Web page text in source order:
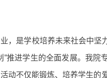
，是学校培养未来社会中坚
推进学生的全面发展。我院
动不仅能锻炼、培养学生的